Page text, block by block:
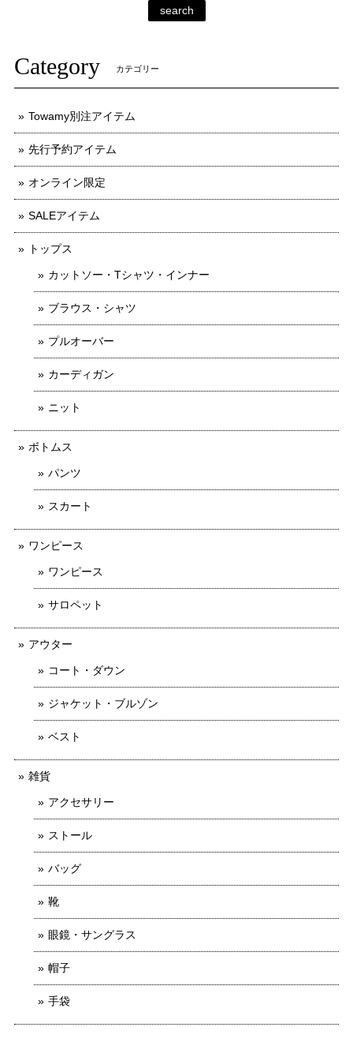
search
Category カテゴリー
Towamy別注アイテム
先行予約アイテム
オンライン限定
SALEアイテム
トップス
カットソー・Tシャツ・インナー
ブラウス・シャツ
プルオーバー
カーディガン
ニット
ボトムス
パンツ
スカート
ワンピース
ワンピース
サロペット
アウター
コート・ダウン
ジャケット・ブルゾン
ベスト
雑貨
アクセサリー
ストール
バッグ
靴
眼鏡・サングラス
帽子
手袋